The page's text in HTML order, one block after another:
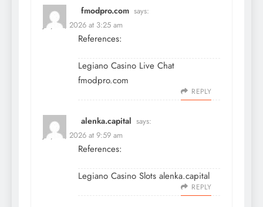
fmodpro.com says:
July 10, 2026 at 3:25 am
References:
Legiano Casino Live Chat
fmodpro.com
REPLY
alenka.capital says:
July 10, 2026 at 9:59 am
References:
Legiano Casino Slots alenka.capital
REPLY